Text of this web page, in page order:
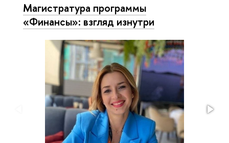
Магистратура программы
«Финансы»: взгляд изнутри